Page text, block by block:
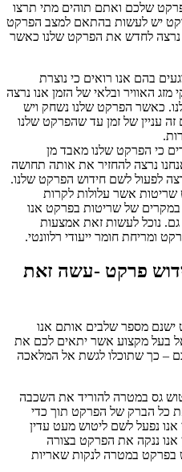
שלכם ואתם תוהים מתי תרצו
יש לעשות בהתאם למצב הפרקט
כל 10-15 שנה. אנו נרצה לחדש את הפרקט שלנו כאשר
בהם אנו רואים כי נוצרת
האוויר ובלאי של הזמן אנו נרצה
כאשר הפרקט שלנו נשחק ויש
עניין של זמן עד שהפרקט שלנו
כי הפרקט שלנו מאבד מן
נרצה להחזיר את אותה תחושה
לפעול לשם חידוש הפרקט שלנו.
שריטות אשר עלולות לקרות
של שריטות בפרקט אנו
נוכל לעשות זאת אמצעות
ומריחת חומר ייעודי רלוונטי.
פרקט -עשה זאת
ישנם מספר שלבים אותם אנו
אל בעל מקצוע אשר יתאים לכם את
– כך שתוכלו לגשת אל המלאכה
גס במטרה להוריד את השכבה
כל הברק של הפרקט תוך כדי
אנו נפעל לשם ליטוש מעט עדין
ננקה את הפרקט בצורה
בפרקט במטרה לנקות שאריות